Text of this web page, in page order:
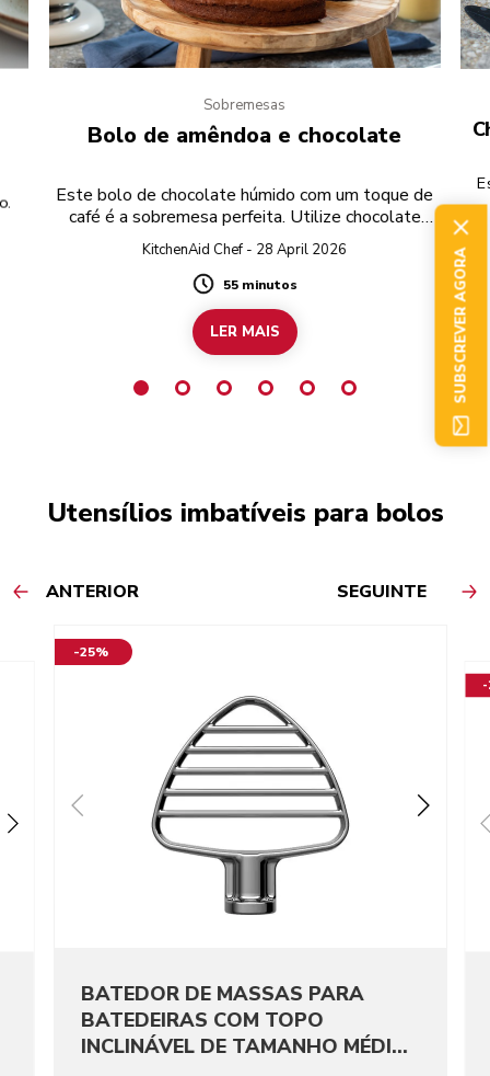
Sobremesas
Bolo de amêndoa e chocolate
Este bolo de chocolate húmido com um toque de
café é a sobremesa perfeita. Utilize chocolate
preto sem glúten para preparar a receita
completamente sem glúten.
KitchenAid Chef - 28 April 2026
Duration
55 minutos
LER MAIS
Utensílios imbatíveis para bolos
ANTERIOR SEGUINTE
-25%
BATEDOR DE MASSAS PARA
BATEDEIRAS COM TOPO
INCLINÁVEL DE TAMANHO MÉDIO
-
SUBSCREVER AGORA